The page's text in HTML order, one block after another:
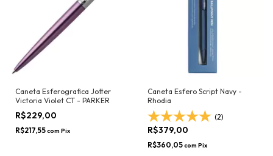
Caneta Esferografica Jotter
Victoria Violet CT - PARKER
R$229,00
R$217,55com Pix
Caneta Esfero Script Navy -
Rhodia
(2)
R$379,00
R$360,05com Pix